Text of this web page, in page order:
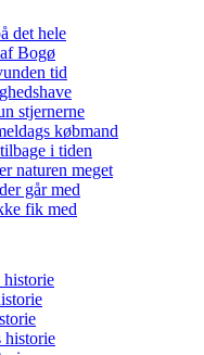
det hele
Bogø
tid
stjernerne
købmand
i tiden
naturen meget
går med
fik med
historie
historie